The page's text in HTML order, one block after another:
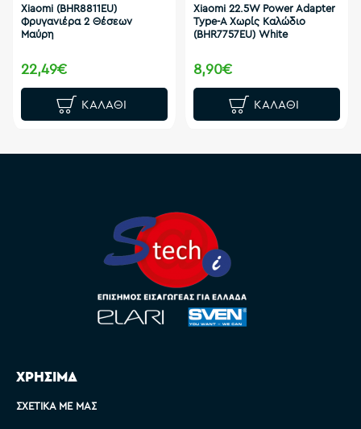
Xiaomi (BHR8811EU)
Φρυγανιέρα 2 Θέσεων
Μαύρη
22,49€
ΚΑΛΆΘΙ
Xiaomi 22.5W Power Adapter
Type-A Χωρίς Καλώδιο
(BHR7757EU) White
8,90€
ΚΑΛΆΘΙ
ΧΡΗΣΙΜΑ
ΣΧΕΤΙΚΆ ΜΕ ΜΑΣ